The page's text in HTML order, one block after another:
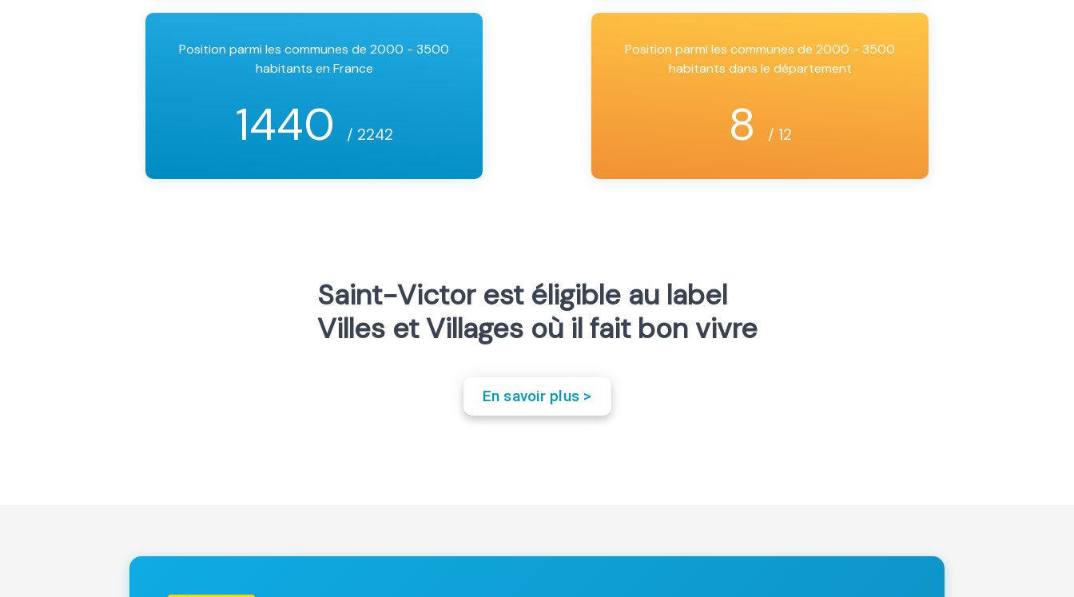
Position parmi les communes de 2000 - 3500
habitants en France
1440 / 2242
Position parmi les communes de 2000 - 3500
habitants dans le département
8 / 12
Saint-Victor est éligible au label
Villes et Villages où il fait bon vivre
En savoir plus >